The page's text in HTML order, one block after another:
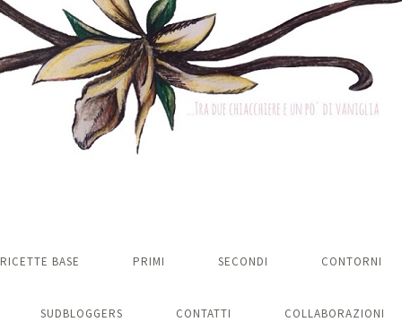
RICETTE BASE PRIMI SECONDI CONTORNI
SUDBLOGGERS CONTATTI COLLABORAZIONI